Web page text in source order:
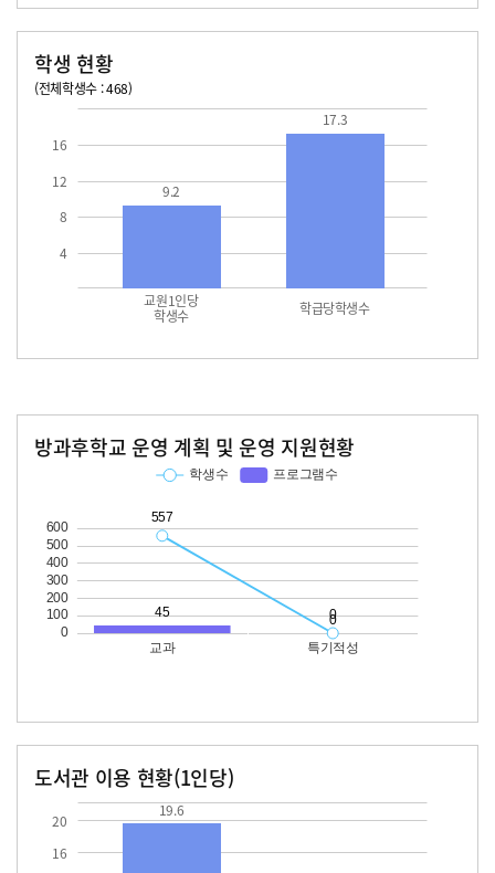
학생 현황
(전체학생수 : 468)
4
8
12
16
교원1인당
학생수 학급당학생수
9.2
17.3
방과후학교 운영 계획 및 운영 지원현황
도서관 이용 현황(1인당)
16
20
19.6